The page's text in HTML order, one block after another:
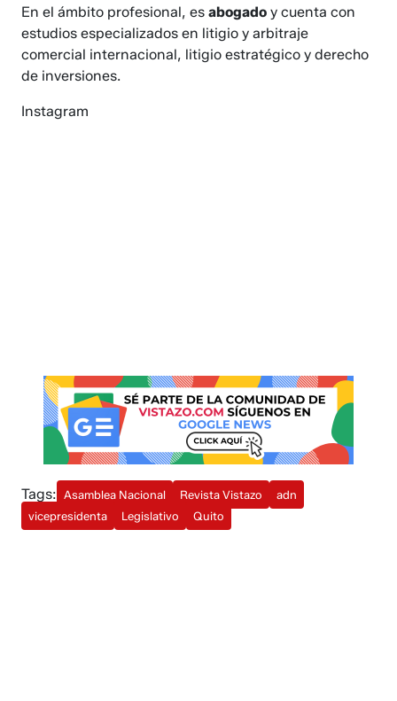
En el ámbito profesional, esabogadoy cuenta con
estudios especializados en litigio y arbitraje
comercial internacional, litigio estratégico y derecho
de inversiones.
Instagram
Tags: Asamblea Nacional Revista Vistazo
adn
vicepresidenta
Legislativo Quito